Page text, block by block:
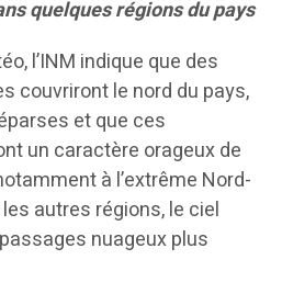
quelques régions du pays
l’INM indique que des
couvriront le nord du pays,
et que ces
un caractère orageux de
à l’extrême Nord-
autres régions, le ciel
nuageux plus